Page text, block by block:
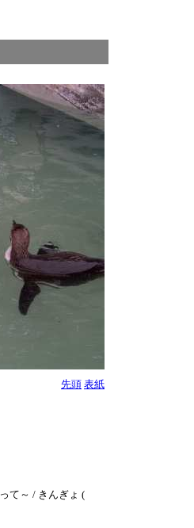
先頭 表紙
て～ / きんぎょ (